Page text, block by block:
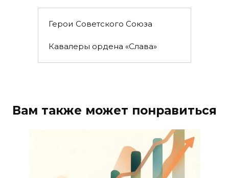
Герои Советского Союза
Кавалеры ордена «Слава»
Вам также может понравиться